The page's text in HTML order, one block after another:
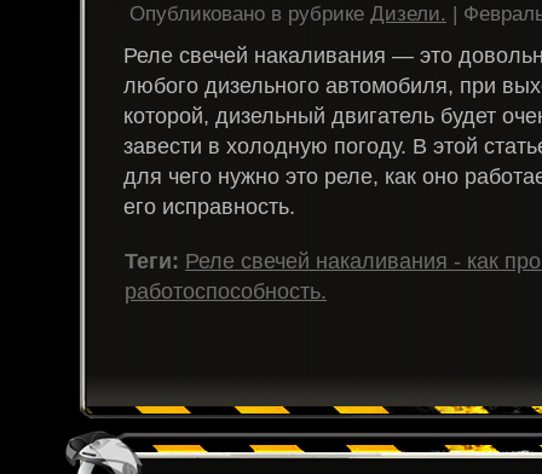
Опубликовано в рубрике Дизели. |
Реле свечей накаливания — это
любого дизельного автомобиля, при
которой, дизельный двигатель будет
завести в холодную погоду. В этой
для чего нужно это реле, как оно
его исправность.
Теги: Реле свечей накаливания - как
работоспособность.